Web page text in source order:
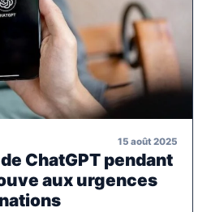
15 août 2025
ChatGPT pendant
aux urgences